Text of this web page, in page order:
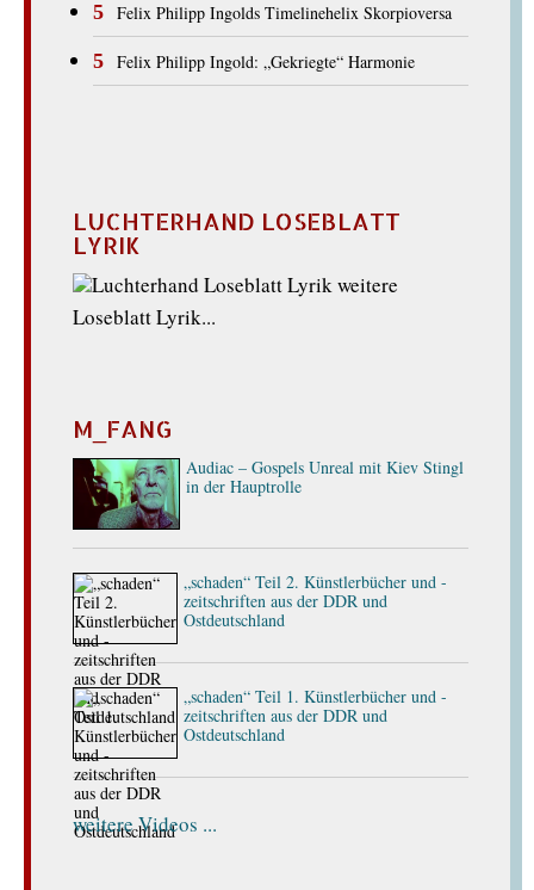
Felix Philipp Ingolds Timelinehelix Skorpioversa
Felix Philipp Ingold: „Gekriegte“ Harmonie
LUCHTERHAND LOSEBLATT
LYRIK
weitere
Loseblatt Lyrik...
M_FANG
Audiac – Gospels Unreal mit Kiev Stingl
in der Hauptrolle
„schaden“ Teil 2. Künstlerbücher und -
zeitschriften aus der DDR und
Ostdeutschland
„schaden“ Teil 1. Künstlerbücher und -
zeitschriften aus der DDR und
Ostdeutschland
weitere Videos ...